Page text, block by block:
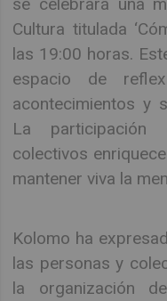
se celebrará una
Cultura titulada
las 19:00 horas.
espacio de
acontecimientos y
La
colectivos
mantener viva la
Kolomo ha
las personas y
la organización